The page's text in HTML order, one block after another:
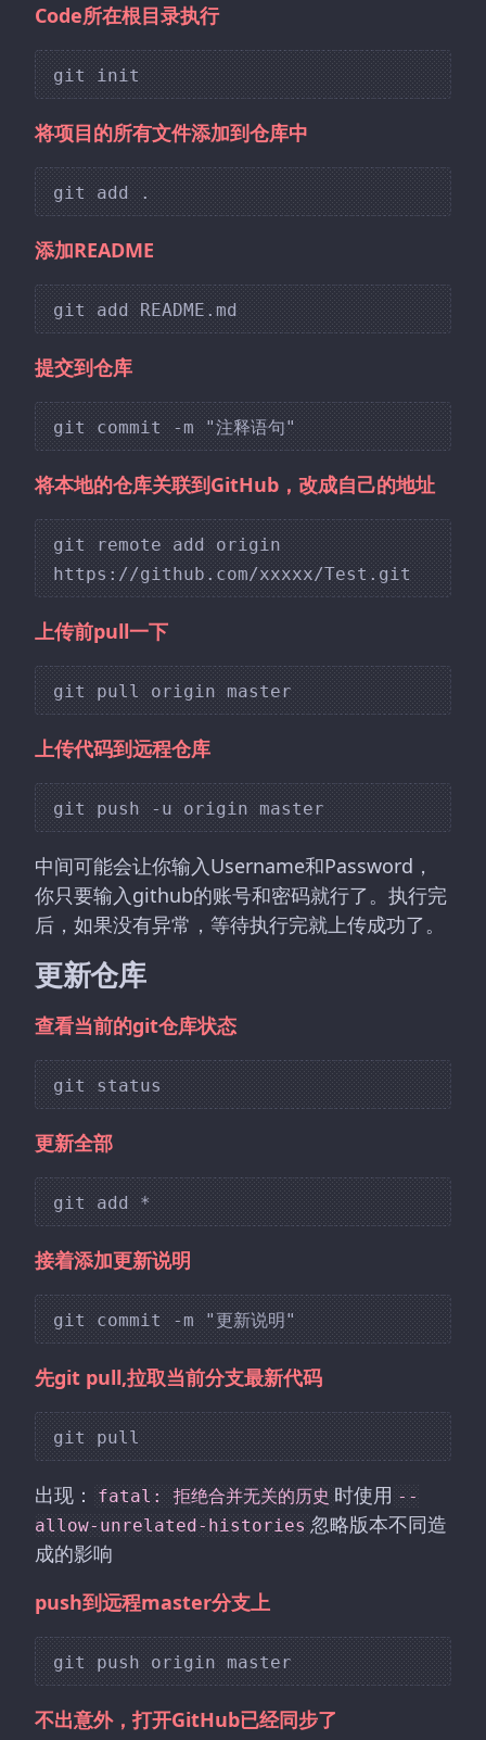
Code所在根目录执行
将项目的所有文件添加到仓库中
添加README
提交到仓库
将本地的仓库关联到GitHub，改成自己的地址
git remote add origin
上传前pull一下
上传代码到远程仓库
中间可能会让你输入Username和Password，
你只要输入github的账号和密码就行了。执行完
后，如果没有异常，等待执行完就上传成功了。
更新仓库
查看当前的git仓库状态
更新全部
接着添加更新说明
先git pull,拉取当前分支最新代码
出现： fatal: 拒绝合并无关的历史 时使用 --
allow-unrelated-histories 忽略版本不同造
成的影响
push到远程master分支上
不出意外，打开GitHub已经同步了